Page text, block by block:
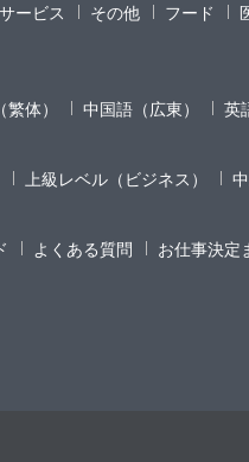
サービス その他 フード
体） 中国語（広東） 英
上級レベル（ビジネス）
よくある質問 お仕事決定